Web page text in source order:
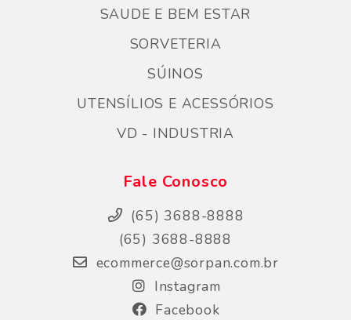
SAUDE E BEM ESTAR
SORVETERIA
SÚINOS
UTENSÍLIOS E ACESSÓRIOS
VD - INDUSTRIA
Fale Conosco
(65) 3688-8888
(65) 3688-8888
ecommerce@sorpan.com.br
Instagram
Facebook